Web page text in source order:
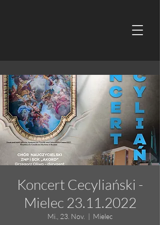
Koncert Cecyliański -
Mielec 23.11.2022
Mi., 23. Nov.
  |
Mielec